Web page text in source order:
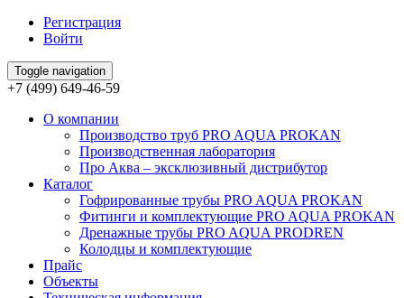
Регистрация
Войти
Toggle navigation
+7 (499) 649-46-59
О компании
Производство труб PRO AQUA PROKAN
Производственная лаборатория
Про Аква – эксклюзивный дистрибутор
Каталог
Гофрированные трубы PRO AQUA PROKAN
Фитинги и комплектующие PRO AQUA PROKAN
Дренажные трубы PRO AQUA PRODREN
Колодцы и комплектующие
Прайс
Объекты